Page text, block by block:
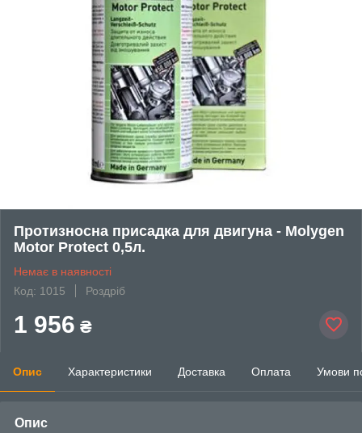
Протизносна присадка для двигуна - Molygen
Motor Protect 0,5л.
Немає в наявності
Код: 1015
Роздріб
1 956 ₴
Опис Характеристики Доставка Оплата Умови
Опис